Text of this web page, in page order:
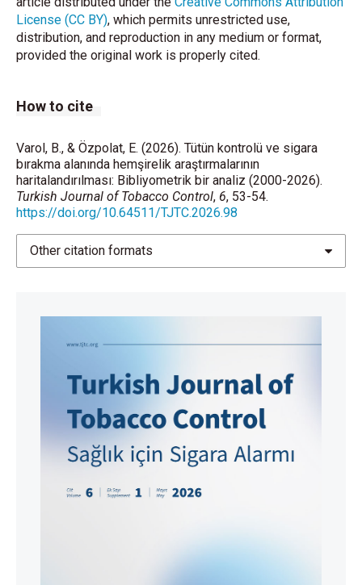
License (CC BY), which permits unrestricted use,
distribution, and reproduction in any medium or format,
provided the original work is properly cited.
How to cite
Varol, B., & Özpolat, E. (2026). Tütün kontrolü ve sigara
bırakma alanında hemşirelik araştırmalarının
haritalandırılması: Bibliyometrik bir analiz (2000-2026).
Turkish Journal of Tobacco Control, 6, 53-54.
https://doi.org/10.64511/TJTC.2026.98
Other citation formats